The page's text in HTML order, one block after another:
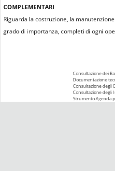
COMPLEMENTARI
Riguarda la costruzione, la
grado di importanza, completi di ogni
Consultazione dei
Documentazione
Consultazione degli
Consultazione degli
Strumento Agenda